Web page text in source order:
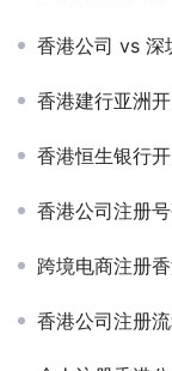
香港公司 vs 深
香港建行亚洲
香港恒生银行
香港公司注册
跨境电商注册
香港公司注册